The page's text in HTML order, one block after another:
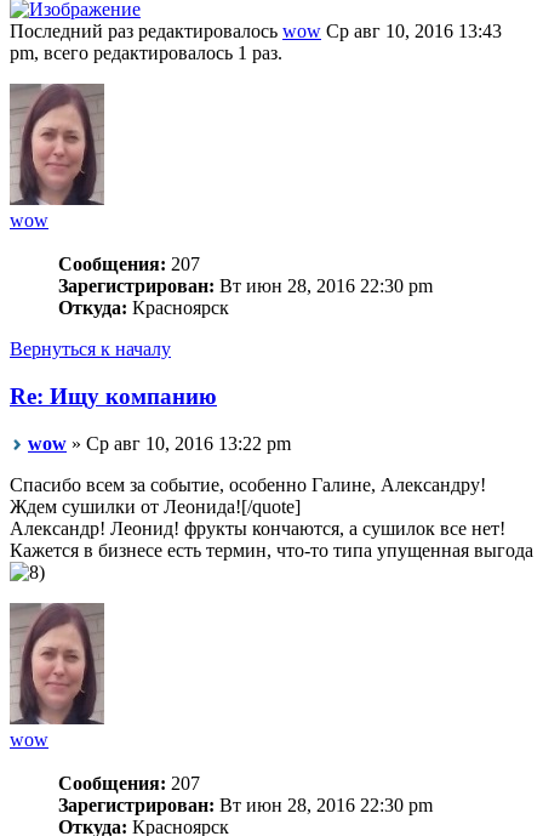
Последний раз редактировалось wow Ср авг 10, 2016 13:43
pm, всего редактировалось 1 раз.
wow
Сообщения: 207
Зарегистрирован: Вт июн 28, 2016 22:30 pm
Откуда: Красноярск
Вернуться к началу
Re: Ищу компанию
wow » Ср авг 10, 2016 13:22 pm
Спасибо всем за событие, особенно Галине, Александру!
Ждем сушилки от Леонида![/quote]
Александр! Леонид! фрукты кончаются, а сушилок все нет!
Кажется в бизнесе есть термин, что-то типа упущенная выгода
wow
Сообщения: 207
Зарегистрирован: Вт июн 28, 2016 22:30 pm
Откуда: Красноярск